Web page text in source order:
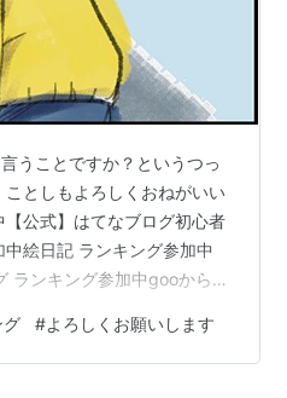
うことですか？というつっ
としもよろしくおねがいい
公式】はてなブログ初心者
絵日記 ランキング参加中
ランキング参加中gooからき
グ #よろしくお願いします